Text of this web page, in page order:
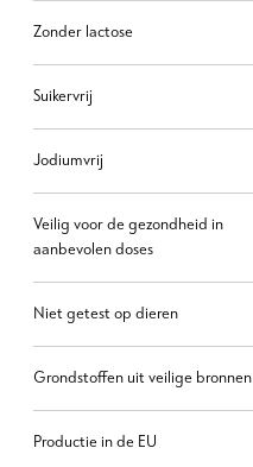
Zonder lactose
Suikervrij
Jodiumvrij
Veilig voor de gezondheid in
aanbevolen doses
Niet getest op dieren
Grondstoffen uit veilige bronnen
Productie in de EU